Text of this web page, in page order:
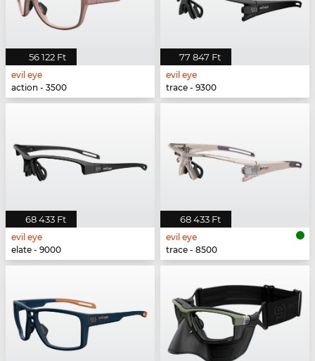
56 122 Ft
evil eye
action - 3500
77 847 Ft
evil eye
trace - 9300
68 433 Ft
evil eye
elate - 9000
68 433 Ft
evil eye
trace - 8500